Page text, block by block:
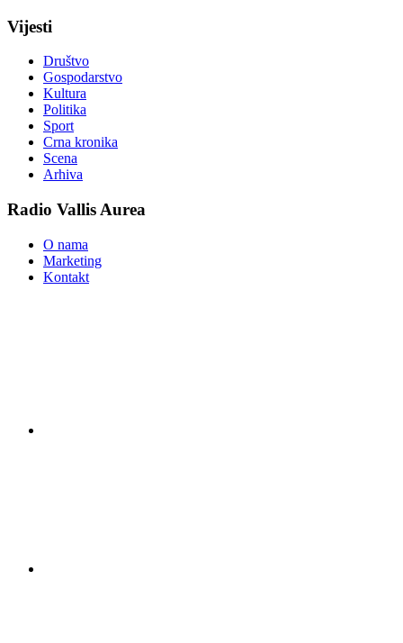
Vijesti
Društvo
Gospodarstvo
Kultura
Politika
Sport
Crna kronika
Scena
Arhiva
Radio Vallis Aurea
O nama
Marketing
Kontakt